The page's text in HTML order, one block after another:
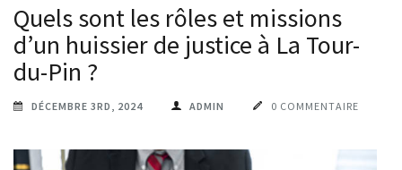
Quels sont les rôles et missions
d’un huissier de justice à La Tour-
du-Pin ?
DÉCEMBRE 3RD, 2024 ADMIN 0 COMMENTAIRE